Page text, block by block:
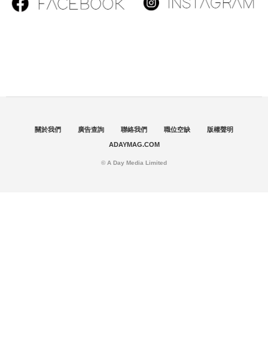
關於我們 廣告查詢 聯絡我們 職位空缺 版權聲明
ADAYMAG.COM
© A Day Media Limited